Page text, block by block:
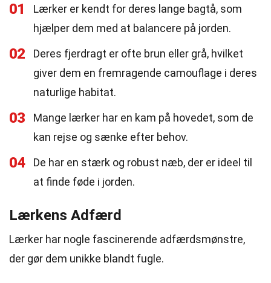
01
Lærker er kendt for deres lange bagtå, som
hjælper dem med at balancere på jorden.
02
Deres fjerdragt er ofte brun eller grå, hvilket
giver dem en fremragende camouflage i deres
naturlige habitat.
03
Mange lærker har en kam på hovedet, som de
kan rejse og sænke efter behov.
04
De har en stærk og robust næb, der er ideel til
at finde føde i jorden.
Lærkens Adfærd
Lærker har nogle fascinerende adfærdsmønstre,
der gør dem unikke blandt fugle.